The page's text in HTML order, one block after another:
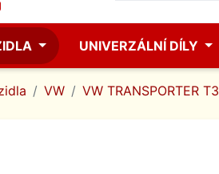
UNIVERZÁLNÍ DÍLY
VW VW TRANSPORTER T3